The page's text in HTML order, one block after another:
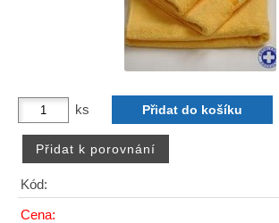
ks
Kód:
Cena: